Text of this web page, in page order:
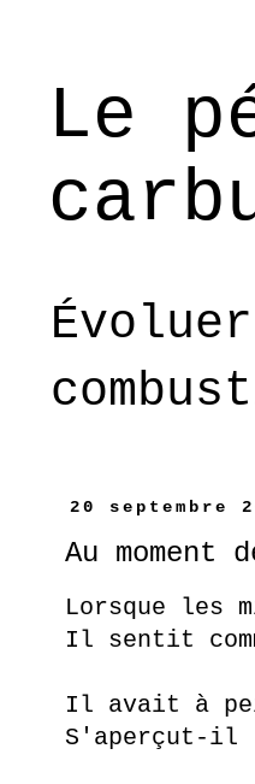
Le
20 septembre
Au moment
Lorsque les
Il sentit
Il avait à
S'aperçut-il